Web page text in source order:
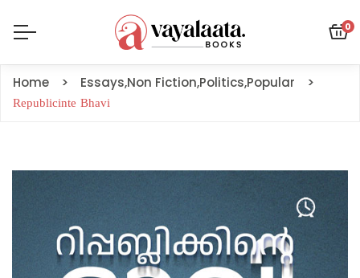
0
Home Essays,Non Fiction,Politics,Popular
Republicinte Bhavi